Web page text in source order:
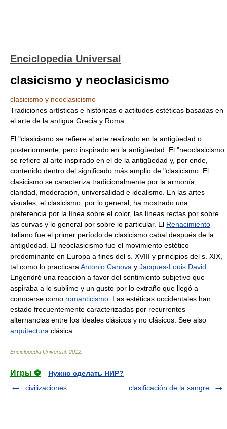
Enciclopedia Universal
clasicismo y neoclasicismo
clasicismo y neoclasicismo
Tradiciones artísticas e históricas o actitudes estéticas basadas en
el arte de la antigua Grecia y Roma.
El "clasicismo se refiere al arte realizado en la antigüedad o
posteriormente, pero inspirado en la antigüedad. El "neoclasicismo
se refiere al arte inspirado en el de la antigüedad y, por ende,
contenido dentro del significado más amplio de "clasicismo. El
clasicismo se caracteriza tradicionalmente por la armonía,
claridad, moderación, universalidad e idealismo. En las artes
visuales, el clasicismo, por lo general, ha mostrado una
preferencia por la línea sobre el color, las líneas rectas por sobre
las curvas y lo general por sobre lo particular. El Renacimiento
italiano fue el primer período de clasicismo cabal después de la
antigüedad. El neoclasicismo fue el movimiento estético
predominante en Europa a fines del s. XVIII y principios del s. XIX,
tal como lo practicara Antonio Canova y Jacques-Louis David
Engendró una reacción a favor del sentimiento subjetivo que
aspiraba a lo sublime y un gusto por lo extraño que llegó a
conocerse como romanticismo . Las estéticas occidentales han
estado frecuentemente caracterizadas por recurrentes
alternancias entre los ideales clásicos y no clásicos. See also
arquitectura clásica.
Enciclopedia Universal. 2012
Игры ⚽
Нужно сделать НИР?
civilizaciones
clasificación de la sangre